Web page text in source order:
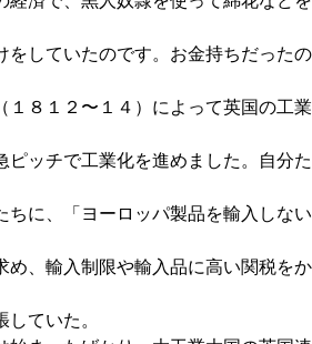
をしていたのです。お金持ちだったの
１８１２〜１４）によって英国の工業
ピッチで工業化を進めました。自分た
ちに、「ヨーロッパ製品を輸入しない
め、輸入制限や輸入品に高い関税をか
ていた。